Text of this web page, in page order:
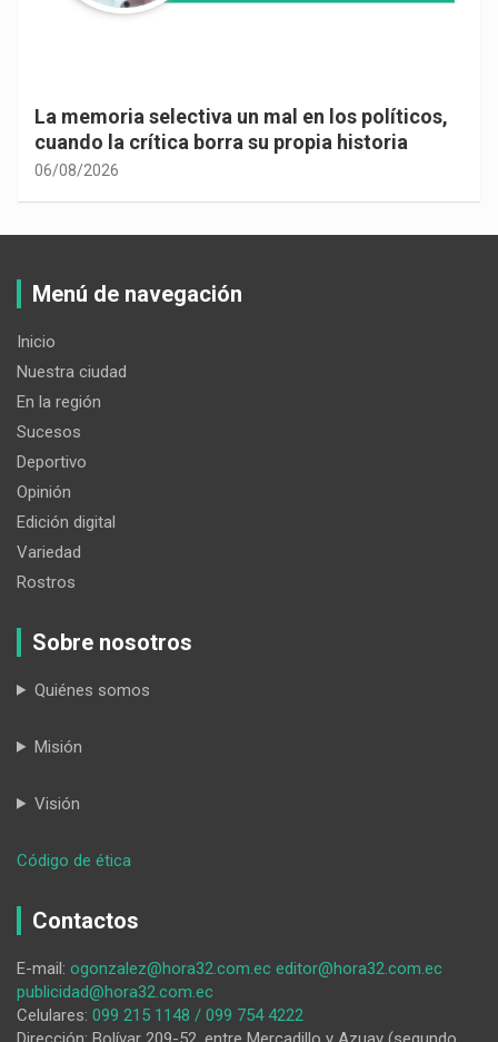
Cuando la vida te obliga a mirar hacia
adentro…
06/08/2026
Menú de navegación
Inicio
Nuestra ciudad
En la región
Sucesos
Deportivo
Opinión
Edición digital
Variedad
Rostros
Sobre nosotros
Quiénes somos
Misión
Visión
Código de ética
amigos
un
padre
vuelven
Contactos
E-mail: ogonzalez@hora32.com.ec editor@hora32.com.ec
publicidad@hora32.com.ec
Celulares: 099 215 1148 / 099 754 4222